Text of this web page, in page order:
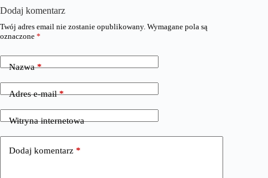
Dodaj komentarz
Twój adres email nie zostanie opublikowany. Wymagane pola są
oznaczone *
Nazwa*
Adres e-mail*
Witryna internetowa
Dodaj komentarz *